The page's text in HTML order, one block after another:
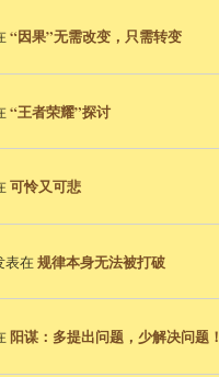
“因果”无需改变，只需转变
“王者荣耀”探讨
可怜又可悲
在规律本身无法被打破
阳谋：多提出问题，少解决问题！